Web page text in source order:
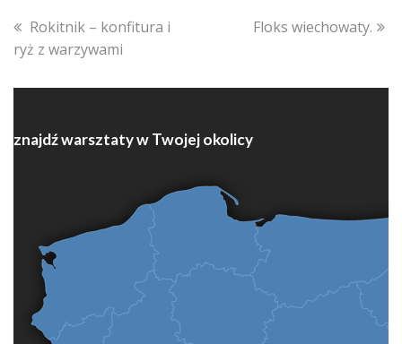
previous
post:
Rokitnik – konfitura i
ryż z warzywami
next
Floks wiechowaty.
znajdź warsztaty w Twojej okolicy